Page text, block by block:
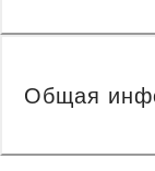
Общая